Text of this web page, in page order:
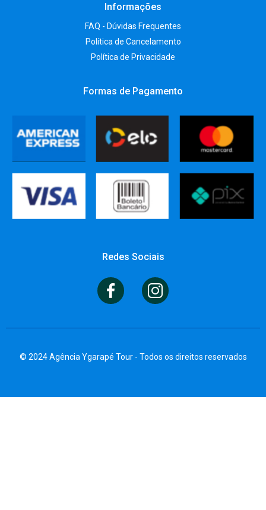
Informações
FAQ - Dúvidas Frequentes
Política de Cancelamento
Política de Privacidade
Formas de Pagamento
Redes Sociais
© 2024 Agência Ygarapé Tour - Todos os direitos reservados